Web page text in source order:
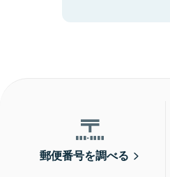
郵便番号を調べる